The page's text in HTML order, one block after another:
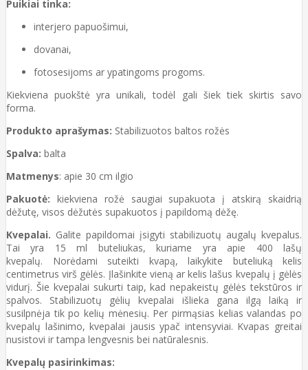
Puikiai tinka:
interjero papuošimui,
dovanai,
fotosesijoms ar ypatingoms progoms.
Kiekviena puokštė yra unikali, todėl gali šiek tiek skirtis savo
forma.
Produkto aprašymas: Stabilizuotos baltos rožės
Spalva: balta
Matmenys: apie 30 cm ilgio
Pakuotė: kiekviena rožė saugiai supakuota į atskirą skaidrią
dėžutę, visos dėžutės supakuotos į papildomą dėžę.
Kvepalai. Galite papildomai įsigyti stabilizuotų augalų kvepalus.
Tai yra 15 ml buteliukas, kuriame yra apie 400 lašų
kvepalų. Norėdami suteikti kvapą, laikykite buteliuką kelis
centimetrus virš gėlės. Įlašinkite vieną ar kelis lašus kvepalų į gėlės
vidurį. Šie kvepalai sukurti taip, kad nepakeistų gėlės tekstūros ir
spalvos. Stabilizuotų gėlių kvepalai išlieka gana ilgą laiką ir
susilpnėja tik po kelių mėnesių. Per pirmąsias kelias valandas po
kvepalų lašinimo, kvepalai jausis ypač intensyviai. Kvapas greitai
nusistovi ir tampa lengvesnis bei natūralesnis.
Kvepalų pasirinkimas: